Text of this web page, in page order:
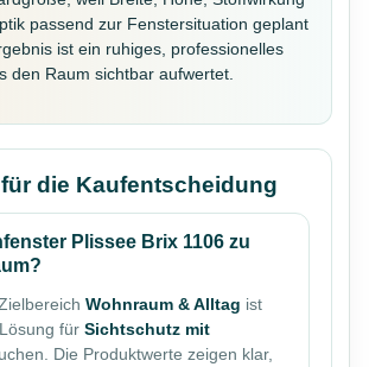
passend zur Fenstersituation geplant
ist ein ruhiges, professionelles
den Raum sichtbar aufwertet.
die Kaufentscheidung
Plissee Brix 1106 zu
Wohnraum & Alltag ist
für Sichtschutz mit
Die Produktwerte zeigen klar,